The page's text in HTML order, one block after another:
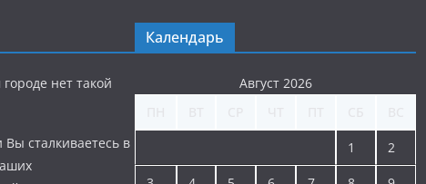
нет такой
сталкиваетесь в
Календарь
Август 2026
1 2